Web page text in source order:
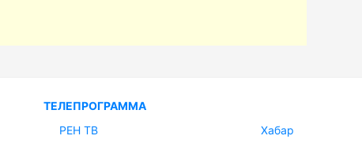
ТЕЛЕПРОГРАММА
РЕН ТВ
Хабар